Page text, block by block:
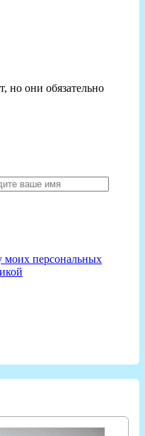
но они обязательно
моих персональных